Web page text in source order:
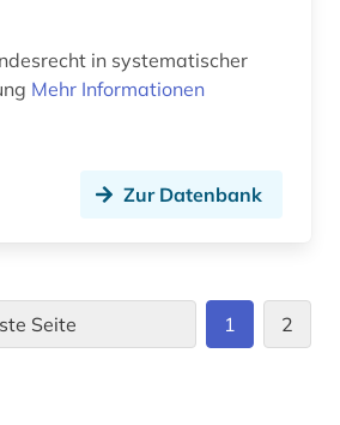
in systematischer
Mehr Informationen
Zur Datenbank
Seite 1 2